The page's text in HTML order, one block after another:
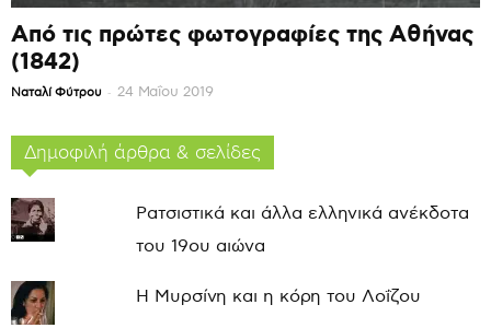
Από τις πρώτες φωτογραφίες της Αθήνας
(1842)
Ναταλί Φύτρου - 24 Μαΐου 2019
Δημοφιλή άρθρα & σελίδες
Ρατσιστικά και άλλα ελληνικά ανέκδοτα
του 19ου αιώνα
Η Μυρσίνη και η κόρη του Λοΐζου